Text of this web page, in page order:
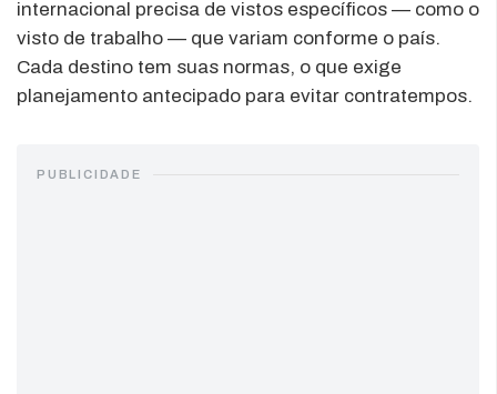
internacional precisa de vistos específicos — como o
visto de trabalho — que variam conforme o país.
Cada destino tem suas normas, o que exige
planejamento antecipado para evitar contratempos.
PUBLICIDADE